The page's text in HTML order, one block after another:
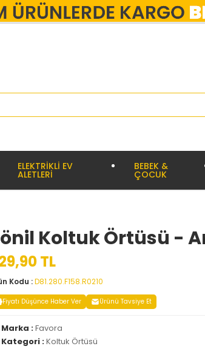
ELEKTRİKLİ EV
ALETLERİ
BEBEK &
ÇOCUK
Koltuk Örtüsü -
TL
Kodu :D81.280.F158.R0210
Fiyatı Düşünce Haber Ver Ürünü Tavsiye Et
Marka :Favora
Kategori :Koltuk Örtüsü